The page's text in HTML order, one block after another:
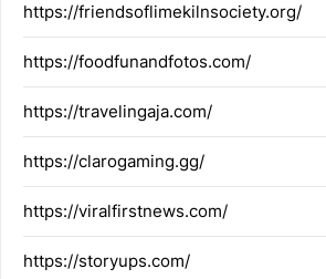
https://friendsoflimekilnsociety.org/
https://foodfunandfotos.com/
https://travelingaja.com/
https://clarogaming.gg/
https://viralfirstnews.com/
https://storyups.com/